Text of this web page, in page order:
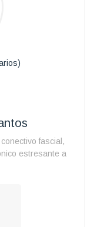
fascial,
estresante a